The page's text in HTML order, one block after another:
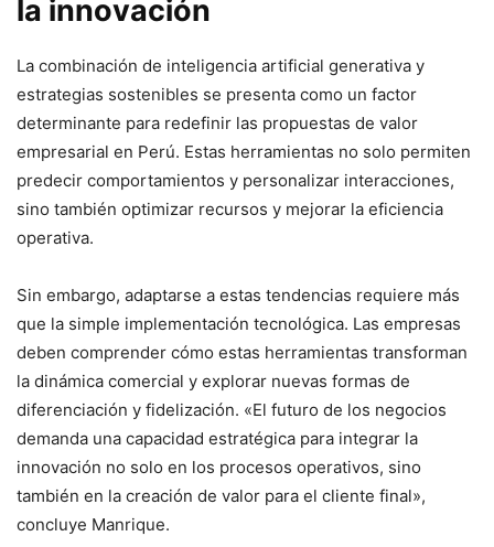
la innovación
La combinación de inteligencia artificial generativa y
estrategias sostenibles se presenta como un factor
determinante para redefinir las propuestas de valor
empresarial en Perú. Estas herramientas no solo permiten
predecir comportamientos y personalizar interacciones,
sino también optimizar recursos y mejorar la eficiencia
operativa.
Sin embargo, adaptarse a estas tendencias requiere más
que la simple implementación tecnológica. Las empresas
deben comprender cómo estas herramientas transforman
la dinámica comercial y explorar nuevas formas de
diferenciación y fidelización. «El futuro de los negocios
demanda una capacidad estratégica para integrar la
innovación no solo en los procesos operativos, sino
también en la creación de valor para el cliente final»,
concluye Manrique.